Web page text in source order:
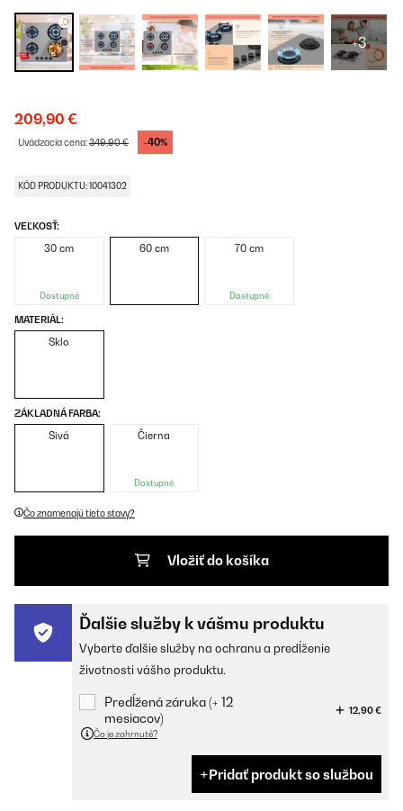
+3
209,90 €
Uvádzacia cena:349,90 € -40%
KÓD PRODUKTU: 10041302
VEĽKOSŤ:
30 cm
Dostupné
60 cm 70 cm
Dostupné
MATERIÁL:
Sklo
ZÁKLADNÁ FARBA:
Sivá Čierna
Dostupné
Čo znamenajú tieto stavy?
Vložiť do košíka
Ďalšie služby k vášmu produktu
Vyberte ďalšie služby na ochranu a predĺženie
životnosti vášho produktu.
Predĺžená záruka (+ 12
mesiacov)
12,90 €
Čo je zahrnuté?
Pridať produkt so službou